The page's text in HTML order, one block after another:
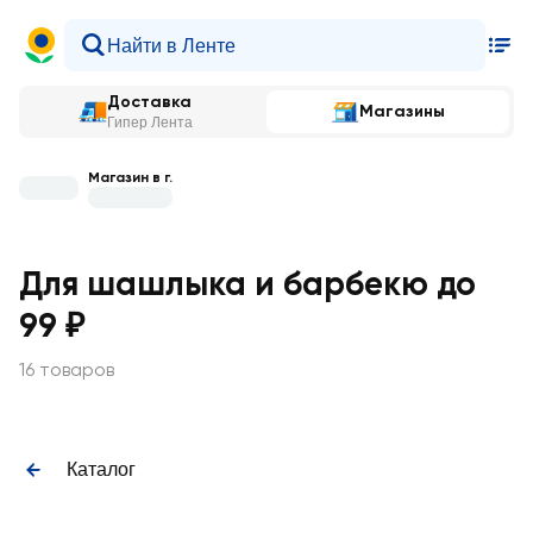
Доставка
Гипер Лента
Магазины
Магазин в г.
Для шашлыка и барбекю до
99 ₽
16 товаров
Каталог